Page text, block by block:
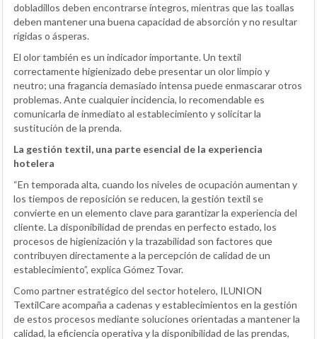
dobladillos deben encontrarse íntegros, mientras que las toallas
deben mantener una buena capacidad de absorción y no resultar
rígidas o ásperas.
El olor también es un indicador importante. Un textil
correctamente higienizado debe presentar un olor limpio y
neutro; una fragancia demasiado intensa puede enmascarar otros
problemas. Ante cualquier incidencia, lo recomendable es
comunicarla de inmediato al establecimiento y solicitar la
sustitución de la prenda.
La gestión textil, una parte esencial de la experiencia
hotelera
“En temporada alta, cuando los niveles de ocupación aumentan y
los tiempos de reposición se reducen, la gestión textil se
convierte en un elemento clave para garantizar la experiencia del
cliente. La disponibilidad de prendas en perfecto estado, los
procesos de higienización y la trazabilidad son factores que
contribuyen directamente a la percepción de calidad de un
establecimiento”, explica Gómez Tovar.
Como partner estratégico del sector hotelero, ILUNION
TextilCare acompaña a cadenas y establecimientos en la gestión
de estos procesos mediante soluciones orientadas a mantener la
calidad, la eficiencia operativa y la disponibilidad de las prendas,